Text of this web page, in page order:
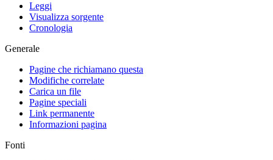
Leggi
Visualizza sorgente
Cronologia
Generale
Pagine che richiamano questa
Modifiche correlate
Carica un file
Pagine speciali
Link permanente
Informazioni pagina
Fonti